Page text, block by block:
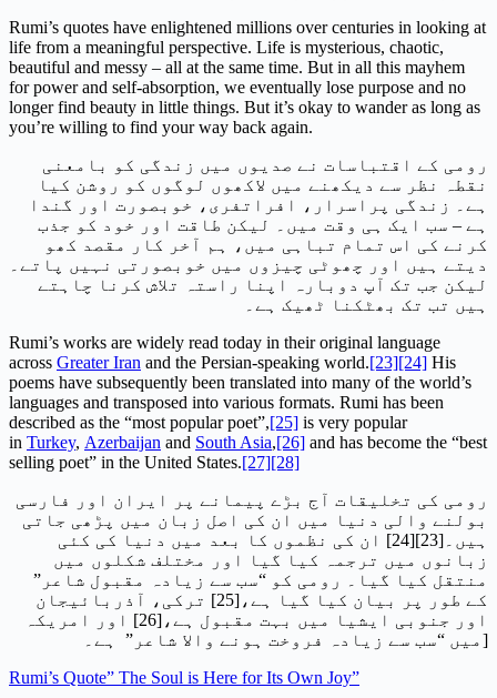
Rumi’s quotes have enlightened millions over centuries in looking at
life from a meaningful perspective. Life is mysterious, chaotic,
beautiful and messy – all at the same time. But in all this mayhem
for power and self-absorption, we eventually lose purpose and no
longer find beauty in little things. But it’s okay to wander as long as
you’re willing to find your way back again.
رومی کے اقتباسات نے صدیوں میں زندگی کو بامعنی
نقطہ نظر سے دیکھنے میں لاکھوں لوگوں کو روشن کیا
ہے۔ زندگی پراسرار، افراتفری، خوبصورت اور گندا
ہے – سب ایک ہی وقت میں۔ لیکن طاقت اور خود کو جذب
کرنے کی اس تمام تباہی میں، ہم آخر کار مقصد کھو
دیتے ہیں اور چھوٹی چیزوں میں خوبصورتی نہیں پاتے۔
لیکن جب تک آپ دوبارہ اپنا راستہ تلاش کرنا چاہتے
ہیں تب تک بھٹکنا ٹھیک ہے۔
Rumi’s works are widely read today in their original language
across Greater Iran and the Persian-speaking world.[23][24] His
poems have subsequently been translated into many of the world’s
languages and transposed into various formats. Rumi has been
described as the “most popular poet”,[25] is very popular
in Turkey, Azerbaijan and South Asia,[26] and has become the “best
selling poet” in the United States.[27][28]
رومی کی تخلیقات آج بڑے پیمانے پر ایران اور فارسی
بولنے والی دنیا میں ان کی اصل زبان میں پڑھی جاتی
ہیں۔[23][24] ان کی نظموں کا بعد میں دنیا کی کئی
زبانوں میں ترجمہ کیا گیا اور مختلف شکلوں میں
منتقل کیا گیا۔ رومی کو “سب سے زیادہ مقبول شاعر”
کے طور پر بیان کیا گیا ہے،[25] ترکی، آذربائیجان
اور جنوبی ایشیا میں بہت مقبول ہے،[26] اور امریکہ
میں “سب سے زیادہ فروخت ہونے والا شاعر” ہے۔]
Rumi’s Quote” The Soul is Here for Its Own Joy”